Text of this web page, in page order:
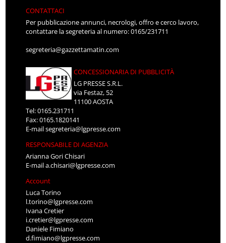
CONTATTACI
Per pubblicazione annunci, necrologi, offro e cerco lavoro,
contattare la segreteria al numero: 0165/231711
segreteria@gazzettamatin.com
CONCESSIONARIA DI PUBBLICITÀ
LG PRESSE S.R.L.
via Festaz, 52
11100 AOSTA
Tel: 0165.231711
Fax: 0165.1820141
E-mailsegreteria@lgpresse.com
RESPONSABILE DI AGENZIA
Arianna Gori Chisari
E-maila.chisari@lgpresse.com
Account
Luca Torino
l.torino@lgpresse.com
Ivana Cretier
i.cretier@lgpresse.com
Daniele Fimiano
d.fimiano@lgpresse.com